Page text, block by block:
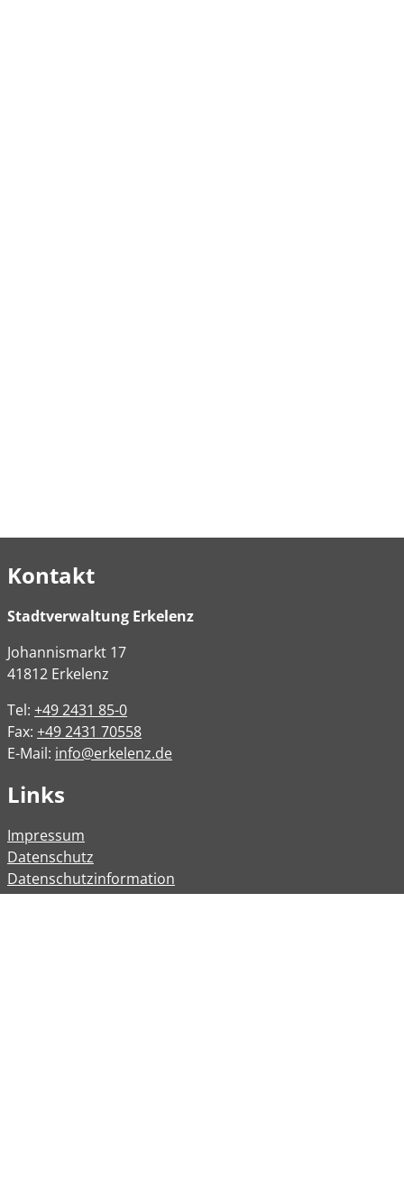
Kontakt
Stadtverwaltung Erkelenz
Johannismarkt 17
41812 Erkelenz
Tel: +49 2431 85-0
Fax: +49 2431 70558
E-Mail: info@erkelenz.de
Links
Impressum
Datenschutz
Datenschutzinformation
Kontakt